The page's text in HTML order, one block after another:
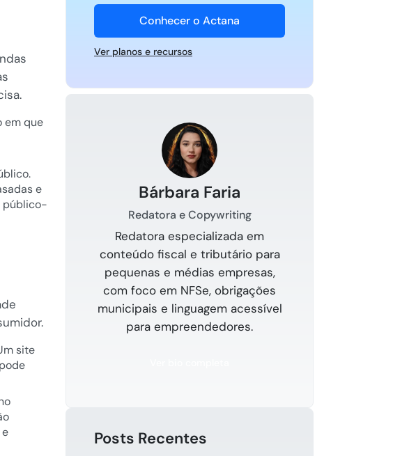
em que
e
público-
site
Conhecer o Actana
Ver planos e recursos
Bárbara Faria
Redatora e Copywriting
Redatora especializada em
conteúdo fiscal e tributário para
pequenas e médias empresas,
com foco em NFSe, obrigações
municipais e linguagem acessível
para empreendedores.
Posts Recentes